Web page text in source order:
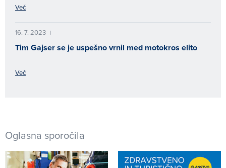
Več
16. 7. 2023 |
Tim Gajser se je uspešno vrnil med motokros elito
Več
Oglasna sporočila